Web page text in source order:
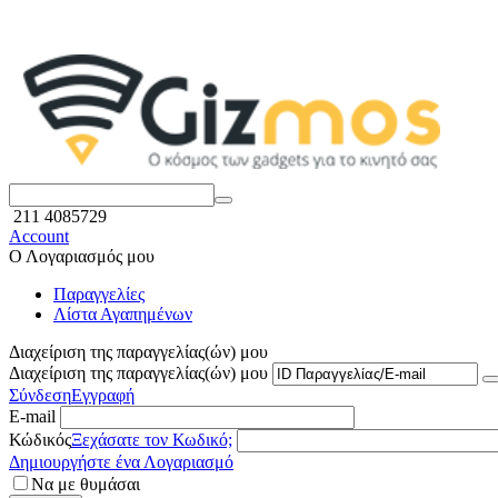
211 4085729
Account
Ο Λογαριασμός μου
Παραγγελίες
Λίστα Αγαπημένων
Διαχείριση της παραγγελίας(ών) μου
Διαχείριση της παραγγελίας(ών) μου
ΣύνδεσηΕγγραφή
E-mail
ΚώδικόςΞεχάσατε τον Κωδικό;
Δημιουργήστε ένα Λογαριασμό
Να με θυμάσαι